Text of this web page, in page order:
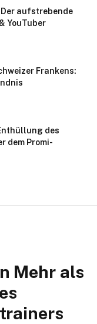
Der aufstrebende
YouTuber
Frankens:
des
dem Promi-
Mehr als